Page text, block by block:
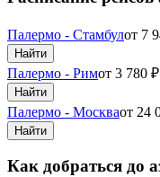
Палермо - Стамбулот 7
Найти
Палермо - Римот 3 780 ₽
Найти
Палермо - Москваот 24
Найти
Как добраться до